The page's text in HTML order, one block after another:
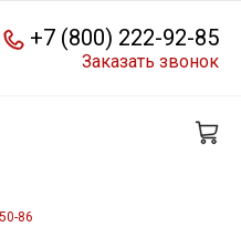
+7 (800) 222-92-85
Заказать звонок
86